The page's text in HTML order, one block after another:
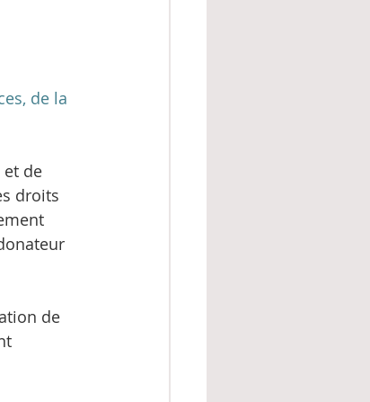
de la
et de
droits
de